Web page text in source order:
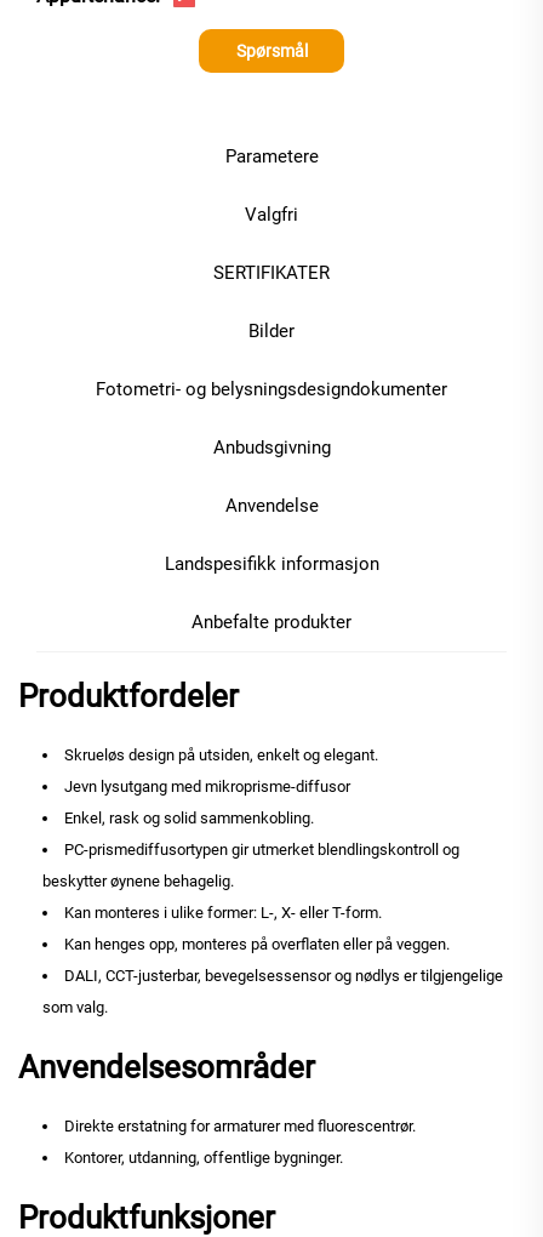
Spørsmål
Parametere
Valgfri
SERTIFIKATER
Bilder
Fotometri- og belysningsdesigndokumenter
Anbudsgivning
Anvendelse
Landspesifikk informasjon
Anbefalte produkter
Produktfordeler
Skrueløs design på utsiden, enkelt og elegant.
Jevn lysutgang med mikroprisme-diffusor
Enkel, rask og solid sammenkobling.
PC-prismediffusortypen gir utmerket blendlingskontroll og
beskytter øynene behagelig.
Kan monteres i ulike former: L-, X- eller T-form.
Kan henges opp, monteres på overflaten eller på veggen.
DALI, CCT-justerbar, bevegelsessensor og nødlys er tilgjengelige
som valg.
Anvendelsesområder
Direkte erstatning for armaturer med fluorescentrør.
Kontorer, utdanning, offentlige bygninger.
Produktfunksjoner